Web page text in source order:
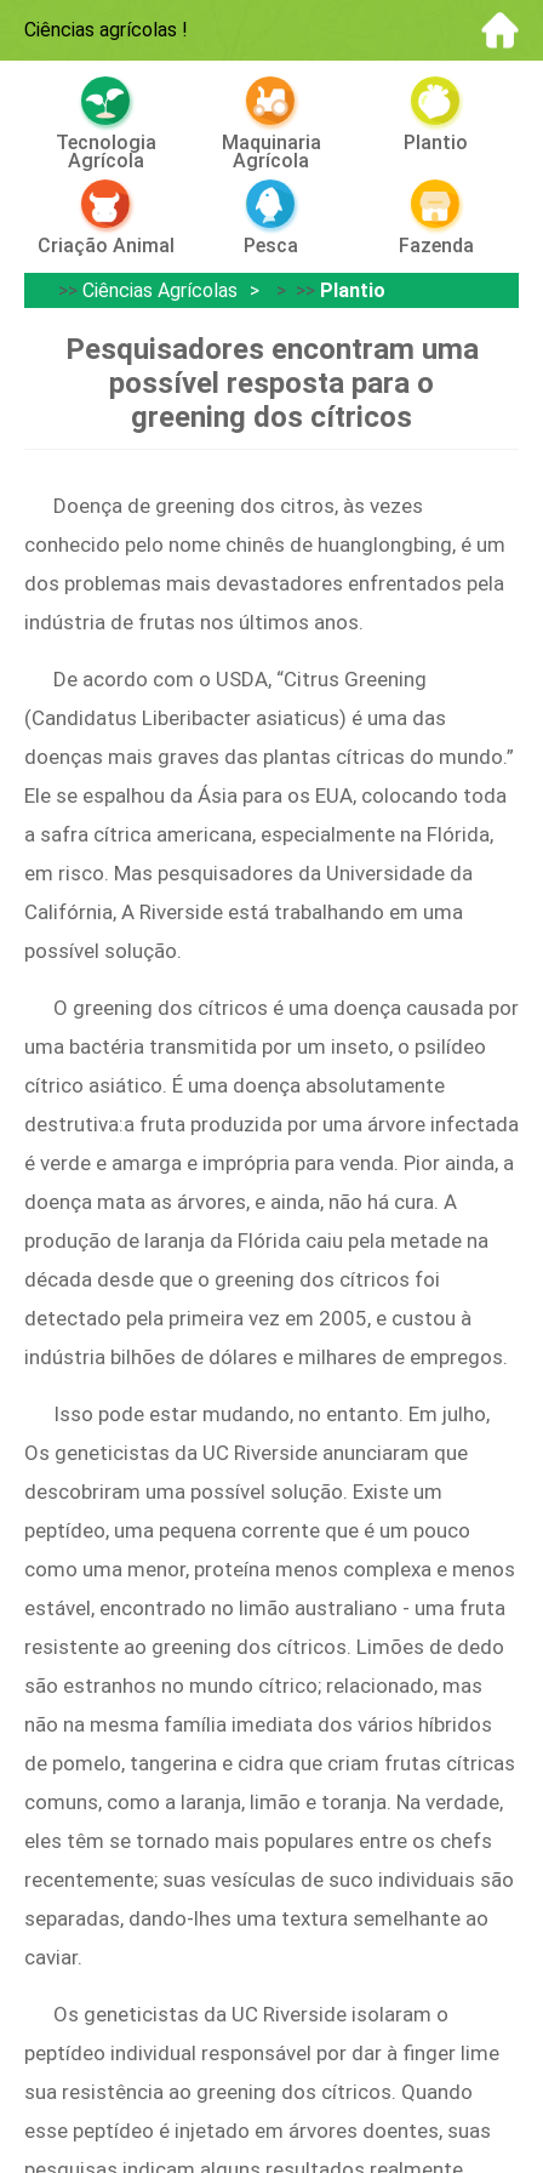
Ciências agrícolas !
Tecnologia
Agrícola
Maquinaria
Agrícola
Plantio
Criação Animal Pesca
Fazenda
>> Ciências Agrícolas > >> Plantio
Pesquisadores encontram uma
possível resposta para o
greening dos cítricos
Doença de greening dos citros, às vezes
conhecido pelo nome chinês de huanglongbing, é um
dos problemas mais devastadores enfrentados pela
indústria de frutas nos últimos anos.
De acordo com o USDA, “Citrus Greening
(Candidatus Liberibacter asiaticus) é uma das
doenças mais graves das plantas cítricas do mundo.”
Ele se espalhou da Ásia para os EUA, colocando toda
a safra cítrica americana, especialmente na Flórida,
em risco. Mas pesquisadores da Universidade da
Califórnia, A Riverside está trabalhando em uma
possível solução.
O greening dos cítricos é uma doença causada por
uma bactéria transmitida por um inseto, o psilídeo
cítrico asiático. É uma doença absolutamente
destrutiva:a fruta produzida por uma árvore infectada
é verde e amarga e imprópria para venda. Pior ainda, a
doença mata as árvores, e ainda, não há cura. A
produção de laranja da Flórida caiu pela metade na
década desde que o greening dos cítricos foi
detectado pela primeira vez em 2005, e custou à
indústria bilhões de dólares e milhares de empregos.
Isso pode estar mudando, no entanto. Em julho,
Os geneticistas da UC Riverside anunciaram que
descobriram uma possível solução. Existe um
peptídeo, uma pequena corrente que é um pouco
como uma menor, proteína menos complexa e menos
estável, encontrado no limão australiano - uma fruta
resistente ao greening dos cítricos. Limões de dedo
são estranhos no mundo cítrico; relacionado, mas
não na mesma família imediata dos vários híbridos
de pomelo, tangerina e cidra que criam frutas cítricas
comuns, como a laranja, limão e toranja. Na verdade,
eles têm se tornado mais populares entre os chefs
recentemente; suas vesículas de suco individuais são
separadas, dando-lhes uma textura semelhante ao
caviar.
Os geneticistas da UC Riverside isolaram o
peptídeo individual responsável por dar à finger lime
sua resistência ao greening dos cítricos. Quando
esse peptídeo é injetado em árvores doentes, suas